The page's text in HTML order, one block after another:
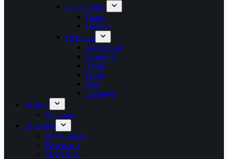
Јонски брег
Парга
Врахос
Острови
Амулиани
Скијатос
Тасос
Евија
Крф
Лефкада
Египет
Хургада
Шпанија
Коста Брава
Валенсија
МАЛАГА